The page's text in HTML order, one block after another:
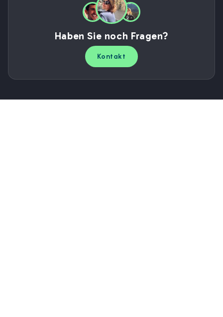
Haben Sie noch Fragen?
Kontakt